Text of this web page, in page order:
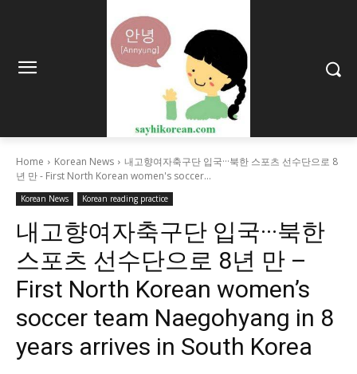
Home Korean News
내고향여자축구단 입국···북한 스포츠 선수단으로 8
년 만 - First North Korean women's soccer...
Korean News Korean reading practice
내고향여자축구단 입국···북한
스포츠 선수단으로 8년 만 –
First North Korean women’s
soccer team Naegohyang in 8
years arrives in South Korea